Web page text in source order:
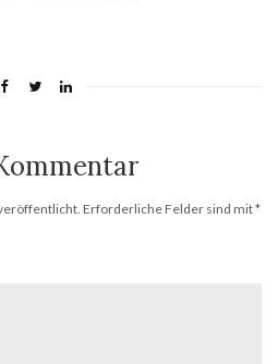
Erforderliche Felder sind mit*